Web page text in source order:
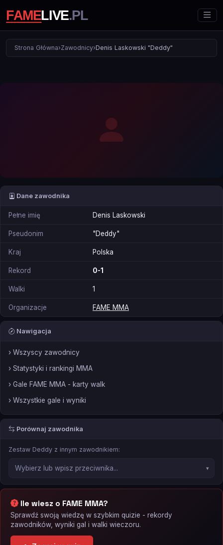
Strona Główna›Zawodnicy›Denis Laskowski "Deddy"
Dane zawodnika
Pełne imię Denis Laskowski
Pseudonim "Deddy"
Kraj Polska
Rekord 0-1
Walki 1
Organizacje FAME MMA
Nawigacja
› Wszyscy zawodnicy
› Statystyki i rankingi MMA
› Gale FAME MMA - karty walk
› Wszystkie gale i wyniki
Porównaj zawodnika
Zestaw Deddy z innym zawodnikiem:
Ile wiesz o FAME MMA?
Sprawdź swoją wiedzę w szybkim quizie - rekordy
zawodników, wyniki gal i walki wieczoru.